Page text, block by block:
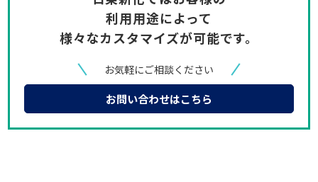
利用用途によって
様々なカスタマイズが可能です。
お気軽にご相談ください
お問い合わせはこちら